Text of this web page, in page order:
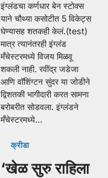
इंग्लंडचा कर्णधार बेन स्टोक्स
याने चौथ्या कसोटीत 5 विकेट्स
घेण्यासह शतकही केलं.(test)
मात्र त्यानंतरही इंग्लंड
मँचेस्टरमध्ये विजय मिळवू
शकली नाही. रवींद्र जडेजा
आणि वॉशिंग्टन सुंदर या जोडीने
द्विशतकी भागीदारी करत सामना
बरोबरीत सोडवला. इंग्लंडने
मँचेस्टरमध्ये…
क्रीडा
‘खेळ सुरु राहिला